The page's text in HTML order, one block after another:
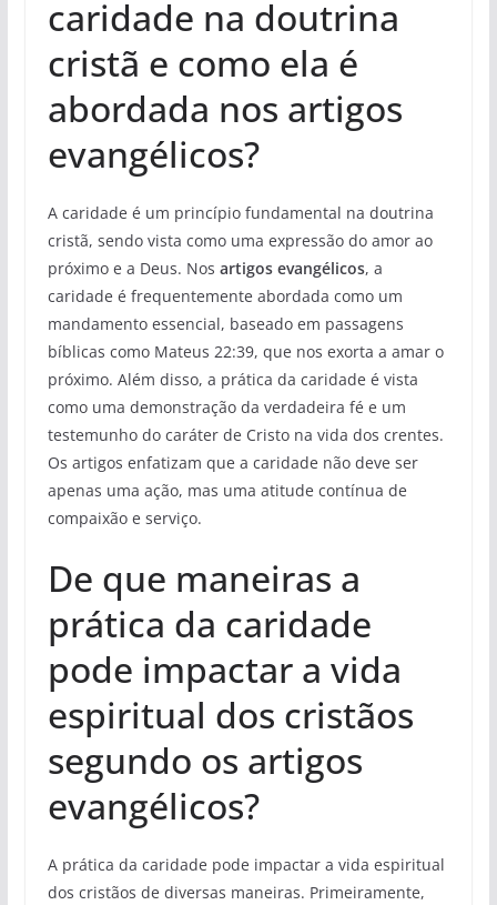
caridade na doutrina
cristã e como ela é
abordada nos artigos
evangélicos?
A caridade é um princípio fundamental na doutrina
cristã, sendo vista como uma expressão do amor ao
próximo e a Deus. Nos artigos evangélicos, a
caridade é frequentemente abordada como um
mandamento essencial, baseado em passagens
bíblicas como Mateus 22:39, que nos exorta a amar o
próximo. Além disso, a prática da caridade é vista
como uma demonstração da verdadeira fé e um
testemunho do caráter de Cristo na vida dos crentes.
Os artigos enfatizam que a caridade não deve ser
apenas uma ação, mas uma atitude contínua de
compaixão e serviço.
De que maneiras a
prática da caridade
pode impactar a vida
espiritual dos cristãos
segundo os artigos
evangélicos?
A prática da caridade pode impactar a vida espiritual
dos cristãos de diversas maneiras. Primeiramente,